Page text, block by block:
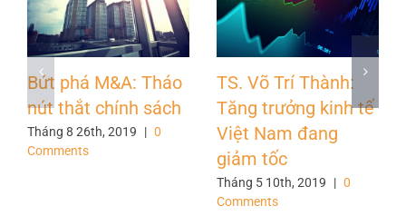
Bứt phá M&A: Tháo
nút thắt chính sách
Tháng 8 26th, 2019 | 0
Comments
TS. Võ Trí Thành:
Tăng trưởng kinh tế
Việt Nam đang
giảm tốc
Tháng 5 10th, 2019 | 0
Comments